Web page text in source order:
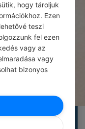
késztetik
hogy tároljuk
Ezen
teszi
fel ezen
vagy az
vagy
bizonyos